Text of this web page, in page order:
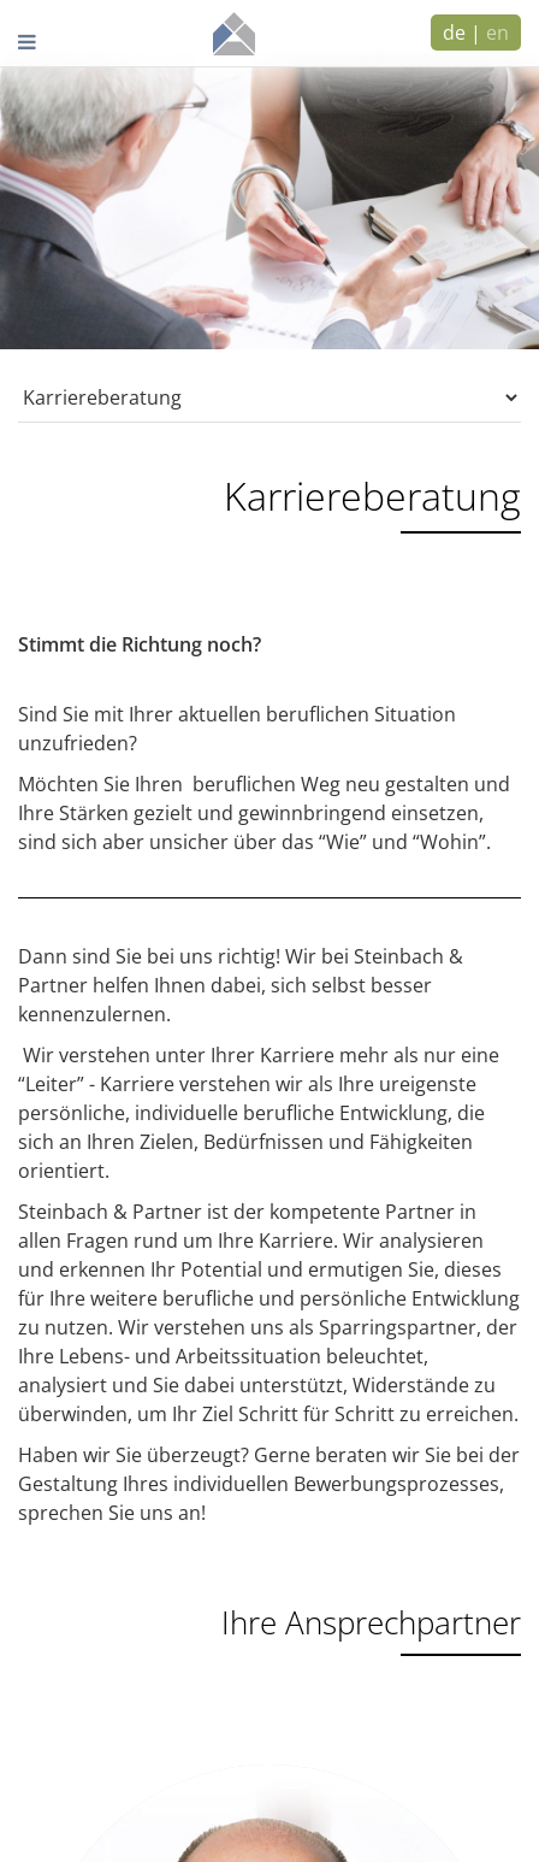
de | en
Karriereberatung
Stimmt die Richtung noch?
Sind Sie mit Ihrer aktuellen beruflichen Situation
unzufrieden?
Möchten Sie Ihren beruflichen Weg neu gestalten und
Ihre Stärken gezielt und gewinnbringend einsetzen,
sind sich aber unsicher über das “Wie” und “Wohin”.
Dann sind Sie bei uns richtig! Wir bei Steinbach &
Partner helfen Ihnen dabei, sich selbst besser
kennenzulernen.
Wir verstehen unter Ihrer Karriere mehr als nur eine
“Leiter” - Karriere verstehen wir als Ihre ureigenste
persönliche, individuelle berufliche Entwicklung, die
sich an Ihren Zielen, Bedürfnissen und Fähigkeiten
orientiert.
Steinbach & Partner ist der kompetente Partner in
allen Fragen rund um Ihre Karriere. Wir analysieren
und erkennen Ihr Potential und ermutigen Sie, dieses
für Ihre weitere berufliche und persönliche Entwicklung
zu nutzen. Wir verstehen uns als Sparringspartner, der
Ihre Lebens- und Arbeitssituation beleuchtet,
analysiert und Sie dabei unterstützt, Widerstände zu
überwinden, um Ihr Ziel Schritt für Schritt zu erreichen.
Haben wir Sie überzeugt? Gerne beraten wir Sie bei der
Gestaltung Ihres individuellen Bewerbungsprozesses,
sprechen Sie uns an!
Ihre Ansprechpartner